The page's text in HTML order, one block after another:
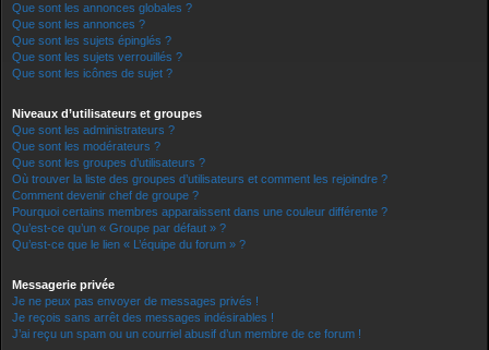
Que sont les annonces globales ?
Que sont les annonces ?
Que sont les sujets épinglés ?
Que sont les sujets verrouillés ?
Que sont les icônes de sujet ?
Niveaux d’utilisateurs et groupes
Que sont les administrateurs ?
Que sont les modérateurs ?
Que sont les groupes d’utilisateurs ?
Où trouver la liste des groupes d’utilisateurs et comment les rejoindre ?
Comment devenir chef de groupe ?
Pourquoi certains membres apparaissent dans une couleur différente ?
Qu’est-ce qu’un « Groupe par défaut » ?
Qu’est-ce que le lien « L’équipe du forum » ?
Messagerie privée
Je ne peux pas envoyer de messages privés !
Je reçois sans arrêt des messages indésirables !
J’ai reçu un spam ou un courriel abusif d’un membre de ce forum !